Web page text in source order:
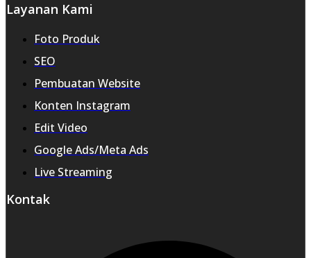
Layanan Kami
Foto Produk
SEO
Pembuatan Website
Konten Instagram
Edit Video
Google Ads/Meta Ads
Live Streaming
Kontak